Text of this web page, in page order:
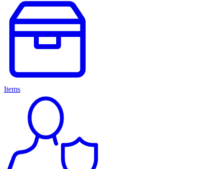
Items